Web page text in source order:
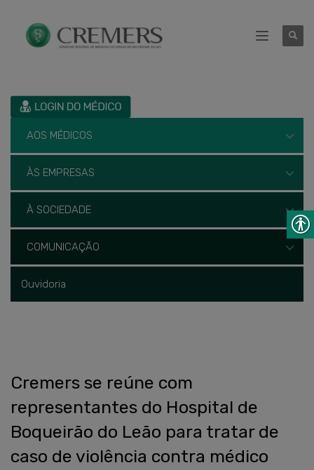
AOS MÉDICOS
ÀS EMPRESAS
À SOCIEDADE
COMUNICAÇÃO
Ouvidoria
Cremers se reúne com
representantes do Hospital de
Boqueirão do Leão para tratar de
caso de violência contra médico